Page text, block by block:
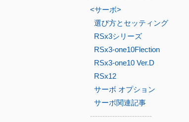
<サーボ>
選び方とセッティング
RSx3シリーズ
RSx3-one10Flection
RSx3-one10 Ver.D
RSx12
サーボ オプション
サーボ関連記事
-------------------------